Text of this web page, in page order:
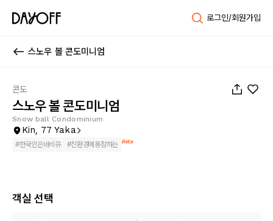
로그인/회원가입
스노우 볼 콘도미니엄
콘도
스노우 볼 콘도미니엄
Snow ball Condominium
Kin, 77 Yaka
#한국인은바비큐 #친환경에동참하는 Beta
객실 선택